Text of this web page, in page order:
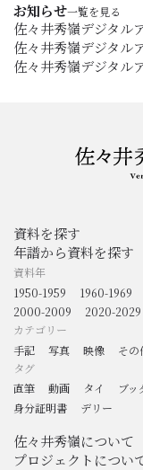
お知らせ一覧を見る
資料を探す
年譜から資料を探す
資料年
1950-1959
1960-1969
2000-2009
2020-2029
カテゴリー
手記
写真 映像
その
タグ
直筆
動画 タイ ブッ
身分証明書
デリー
佐々井秀嶺について
プロジェクトについ